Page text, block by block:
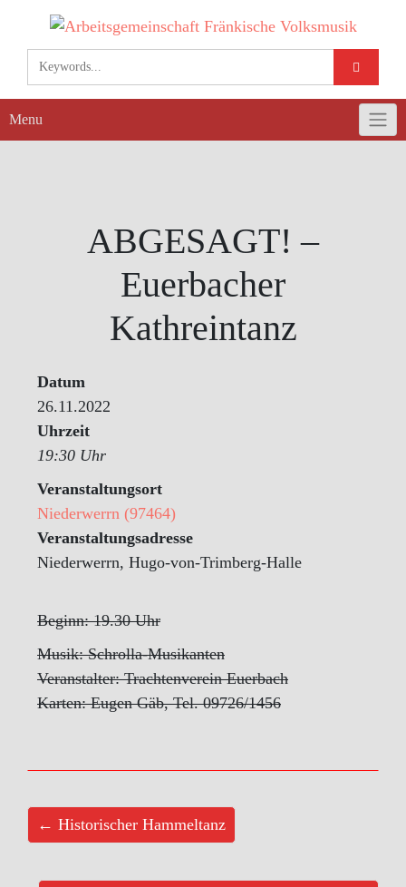
content
Menu
ABGESAGT! –
Euerbacher
Kathreintanz
Datum
26.11.2022
Uhrzeit
19:30 Uhr
Veranstaltungsort
Niederwerrn (97464)
Veranstaltungsadresse
Niederwerrn, Hugo-von-Trimberg-Halle
Beginn: 19.30 Uhr
Musik: Schrolla-Musikanten
Veranstalter: Trachtenverein Euerbach
Karten: Eugen Gäb, Tel. 09726/1456
← Historischer Hammeltanz